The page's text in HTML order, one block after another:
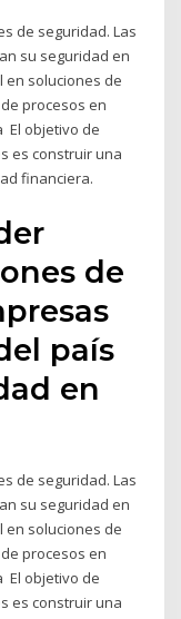
de seguridad. Las
su seguridad en
en soluciones de
procesos en
El objetivo de
es construir una
financiera.
de
país
en
de seguridad. Las
su seguridad en
en soluciones de
procesos en
El objetivo de
es construir una